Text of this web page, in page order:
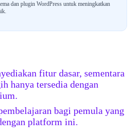
dan plugin WordPress untuk meningkatkan
fitur dasar, sementara
hanya tersedia dengan
bagi pemula yang
platform ini.